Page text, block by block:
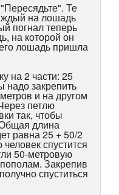
Те
на лошадь
погнал теперь
на которой он
лошадь пришла
на 2 части: 25
надо закрепить
и на другом
петлю
так, чтобы
длина
равна 25 + 50/2
спустится
50-метровую
Закрепив
спуститься